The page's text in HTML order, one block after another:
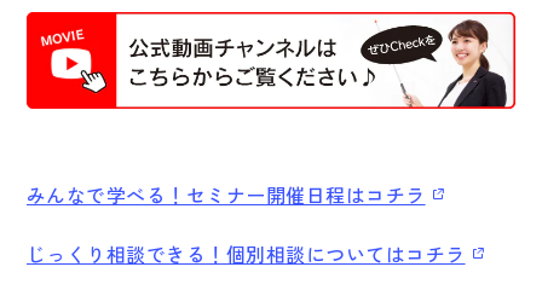
みんなで学べる！セミナー開催日程はコチラ
じっくり相談できる！個別相談についてはコチラ